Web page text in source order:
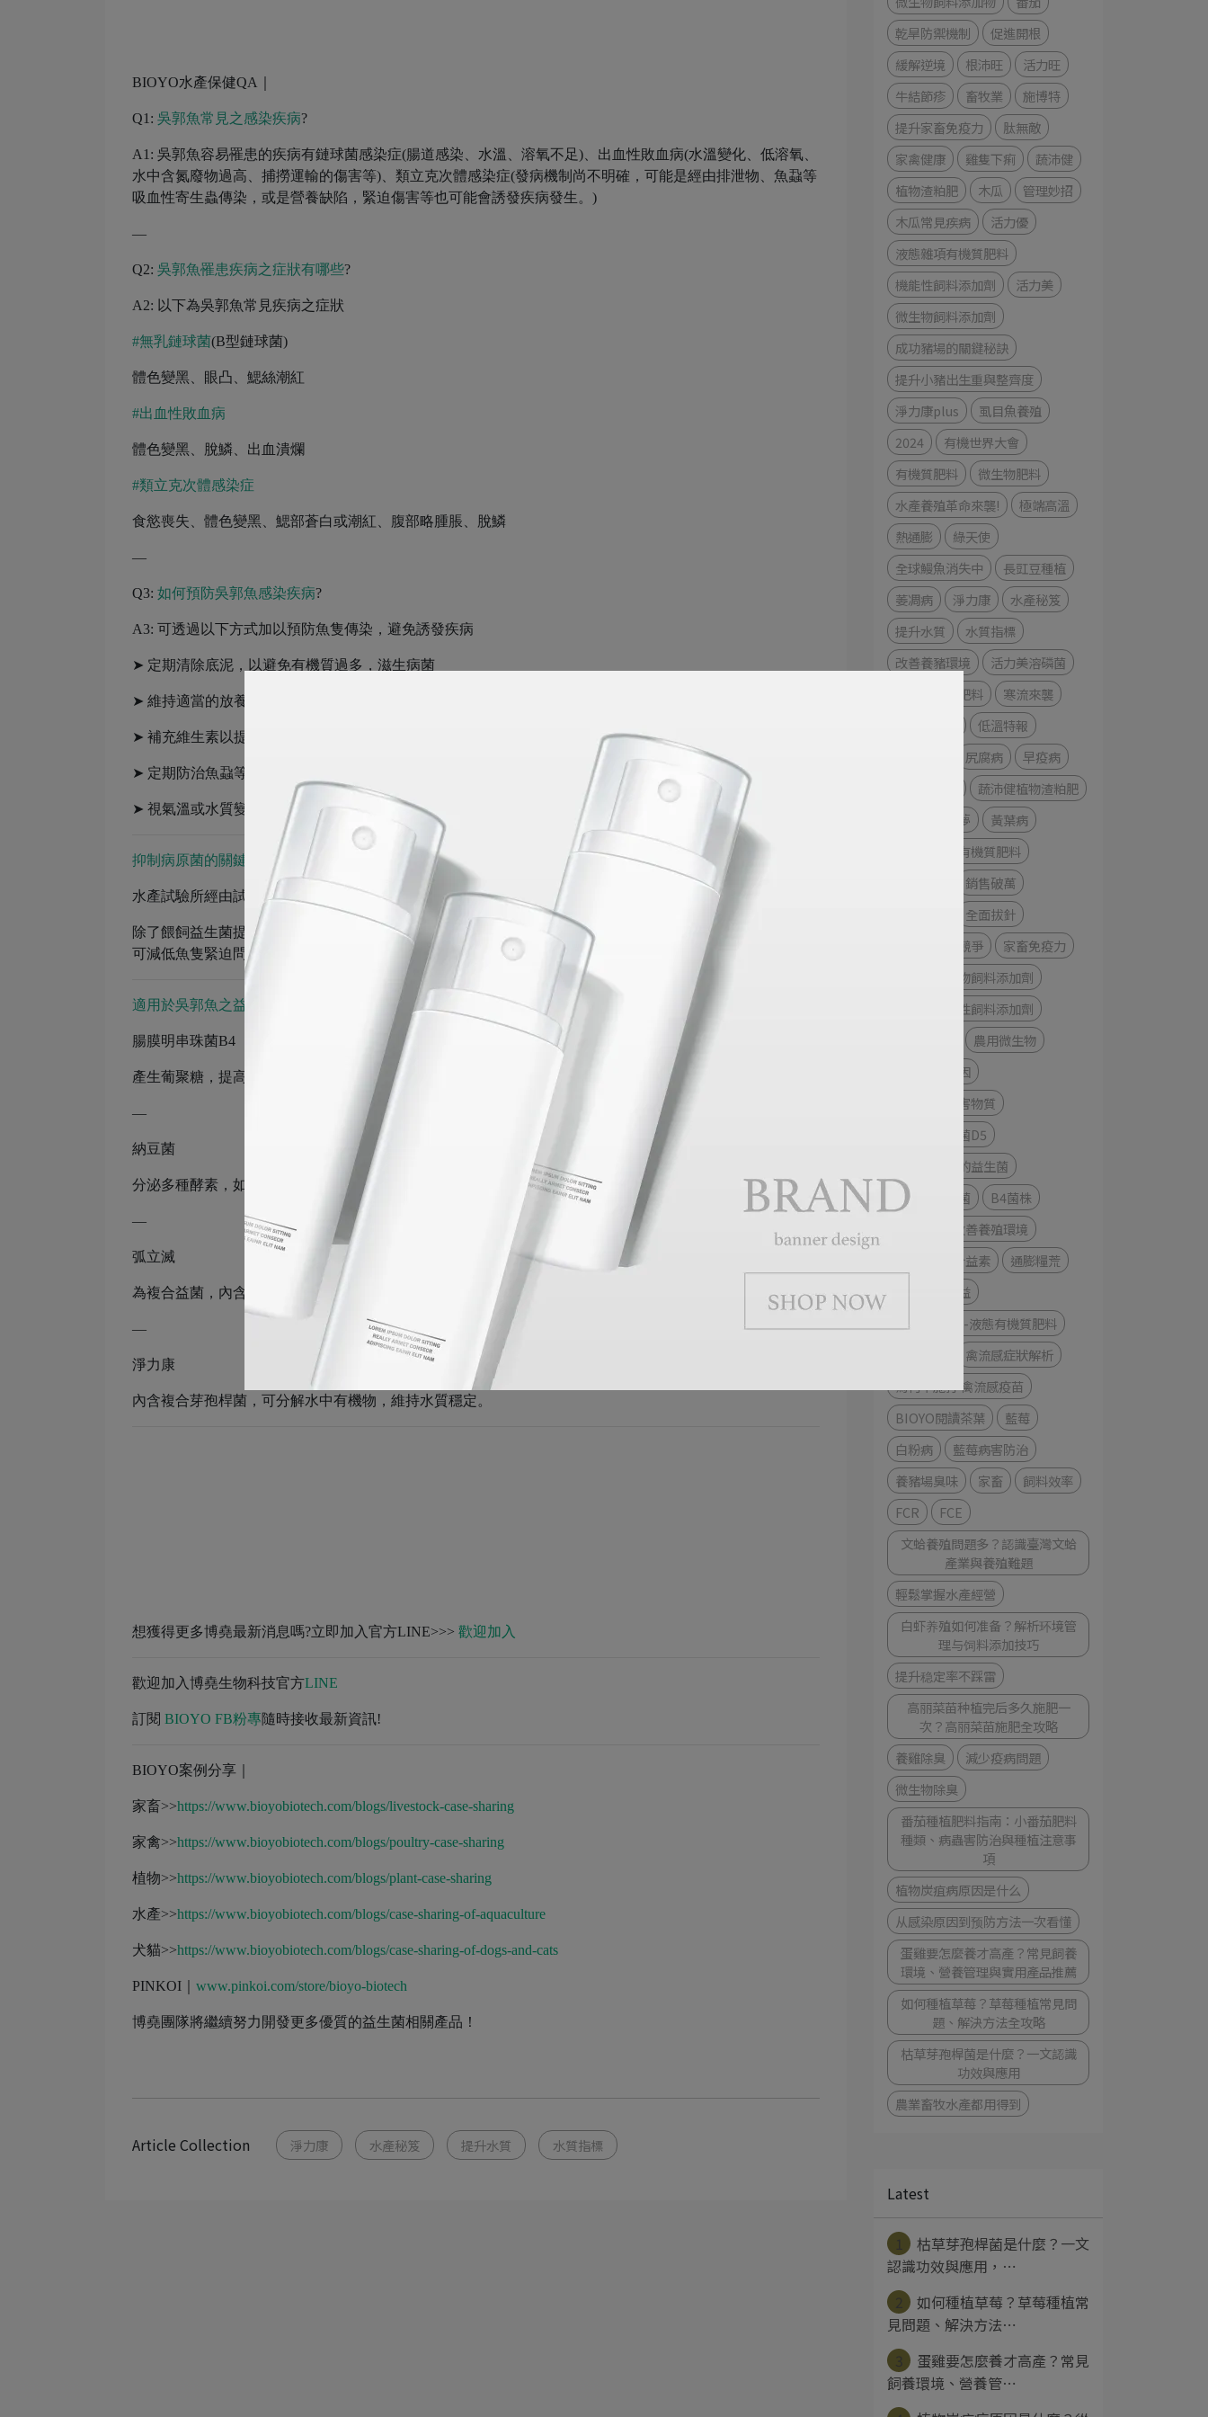
BIOYO水產保健QA｜
Q1: 吳郭魚常見之感染疾病?
A1: 吳郭魚容易罹患的疾病有鏈球菌感染症(腸道感染、水溫、溶氧不足)、出血性敗血病(水溫變化、低溶氧、
水中含氮廢物過高、捕撈運輸的傷害等)、類立克次體感染症(發病機制尚不明確，可能是經由排泄物、魚蝨等
吸血性寄生蟲傳染，或是營養缺陷，緊迫傷害等也可能會誘發疾病發生。)
—
Q2: 吳郭魚罹患疾病之症狀有哪些?
A2: 以下為吳郭魚常見疾病之症狀
#無乳鏈球菌(B型鏈球菌)
體色變黑、眼凸、鰓絲潮紅
#出血性敗血病
體色變黑、脫鱗、出血潰爛
#類立克次體感染症
食慾喪失、體色變黑、鰓部蒼白或潮紅、腹部略腫脹、脫鱗
—
Q3: 如何預防吳郭魚感染疾病?
A3: 可透過以下方式加以預防魚隻傳染，避免誘發疾病
➤ 定期清除底泥，以避免有機質過多，滋生病菌
➤ 維持適當的放養密度，避免魚群過度擁擠
➤ 補充維生素以提高抗病力
➤ 定期防治魚蝨等寄生蟲，以減少病菌侵入感染
➤ 視氣溫或水質變化調整餵飼量
抑制病原菌的關鍵
水產試驗所經由試驗證實，益生菌可改善養殖環境，分泌抑菌物質，增加魚隻的免疫力，降低疾病的產生。
除了餵飼益生菌提升魚隻免疫力，幫助成長以外，另須注意維持養殖環境穩定，以及周遭的環境生態平衡，
可減低魚隻緊迫問題。
適用於吳郭魚之益菌
腸膜明串珠菌B4
產生葡聚糖，提高養殖效率。
—
納豆菌
分泌多種酵素，如蛋白質分解酶、澱粉分解酶、纖維素分解酶等，幫助消化吸收。
—
弧立滅
為複合益菌，內含短小芽孢桿菌D5，可有效控制水中病原菌數量。
—
淨力康
內含複合芽孢桿菌，可分解水中有機物，維持 水質穩定。
想獲得更多博堯最新消息嗎?立即加入官方LINE>>> 歡迎加入
歡迎加入博堯生物科技官方LINE
訂閱 BIOYO FB粉專隨時接收最新資訊!
BIOYO案例分享｜
家畜>>https://www.bioyobiotech.com/blogs/livestock-case-sharing
家禽>>https://www.bioyobiotech.com/blogs/poultry-case-sharing
植物>>https://www.bioyobiotech.com/blogs/plant-case-sharing
水產>>https://www.bioyobiotech.com/blogs/case-sharing-of-aquaculture
犬貓>>https://www.bioyobiotech.com/blogs/case-sharing-of-dogs-and-cats
PINKOI｜ www.pinkoi.com/store/bioyo-biotech
博堯團隊將繼續努力開發更多優質的益生菌相關產品！
Article Collection 淨力康 水產秘笈 提升水質 水質指標
乾旱防禦機制
促進開根
緩解逆境
根沛旺
活力旺
牛結節疹
畜牧業
施博特
提升家畜免疫力
肽無敵
家禽健康
雞隻下痢
蔬沛健
植物渣粕肥
木瓜
管理妙招
木瓜常見疾病
活力優
液態雜項有機質肥料
機能性飼料添加劑
活力美
微生物飼料添加劑
成功豬場的關鍵秘訣
提升小豬出生重與整齊度
淨力康plus
虱目魚養殖
2024
有機世界大會
有機質肥料
微生物肥料
水產養殖革命來襲!
極端高溫
熱通膨
綠天使
全球鰻魚消失中
長豇豆種植
萎凋病
淨力康
水產秘笈
提升水質
水質指標
改善養豬環境
活力美溶磷菌
認識微生物肥料
寒流來襲
低溫特報
尻腐病
早疫病
蔬沛健植物渣粕肥
香蕉園的噩夢
黃葉病
根沛旺液態有機質肥料
銷售破萬
全面拔針
提升畜牧業競爭
家畜免疫力
活力旺微生物飼料添加劑
施博特機能性飼料添加劑
農用微生物
文蛤死亡原因
清除池中有害物質
短小芽孢桿菌D5
產生益生素的益生菌
腸膜明串珠菌
B4菌株
改善養殖環境
合益素
通膨糧荒
提升經濟效益
活力美-植物-液態有機質肥料
禽流感症狀解析
為何不施打 禽流感疫苗
BIOYO閱讀茶葉
藍莓
白粉病
藍莓病害防治
養豬場臭味
家畜
飼料效率
FCR
FCE
文蛤養殖問題多？認識臺灣文蛤
產業與養殖難題
輕鬆掌握水產經營
白虾养殖如何准备？解析环境管
理与饲料添加技巧
提升稳定率不踩雷
高丽菜苗种植完后多久施肥一
次？高丽菜苗施肥全攻略
養雞除臭
減少疫病問題
微生物除臭
番茄種植肥料指南：小番茄肥料
種類、病蟲害防治與種植注意事
項
植物炭疽病原因是什么
从感染原因到预防方法一次看懂
蛋雞要怎麼養才高產？常見飼養
環境、營養管理與實用產品推薦
如何種植草莓？草莓種植常見問
題、解決方法全攻略
枯草芽孢桿菌是什麼？一文認識
功效與應用
農業畜牧水產都用得到
Latest
枯草芽孢桿菌是什麼？一文
認識功效與應用，⋯
如何種植草莓？草莓種植常
見問題、解決方法⋯
蛋雞要怎麼養才高產？常見
飼養環境、營養管⋯